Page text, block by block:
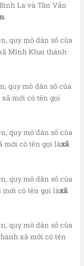
La và Tân Văn
.
quy mô dân số của
Minh Khai thành
quy mô dân số của
mới có tên gọi
quy mô dân số của
mới có tên gọi làxã
quy mô dân số của
mới có tên gọi làxã
quy mô dân số của
xã mới có tên